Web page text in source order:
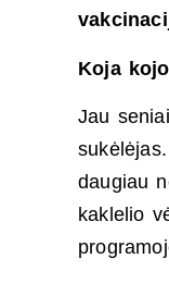
Koja
Jau
daugiau
kaklelio